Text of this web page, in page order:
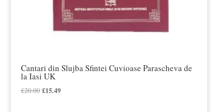
Cantari din Slujba Sfintei Cuvioase Parascheva de
la Iasi UK
£20.00 Prețul
£15.49Prețul